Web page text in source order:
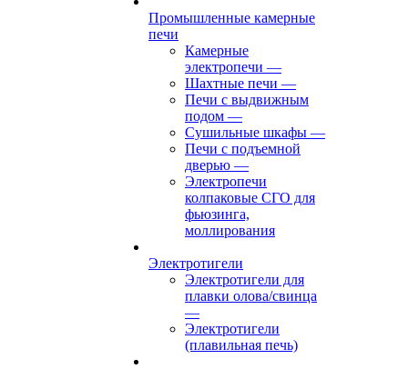
Промышленные камерные
печи
Камерные
электропечи —
Шахтные печи —
Печи с выдвижным
подом —
Сушильные шкафы —
Печи с подъемной
дверью —
Электропечи
колпаковые СГО для
фьюзинга,
моллирования
Электротигели
Электротигели для
плавки олова/свинца
—
Электротигели
(плавильная печь)